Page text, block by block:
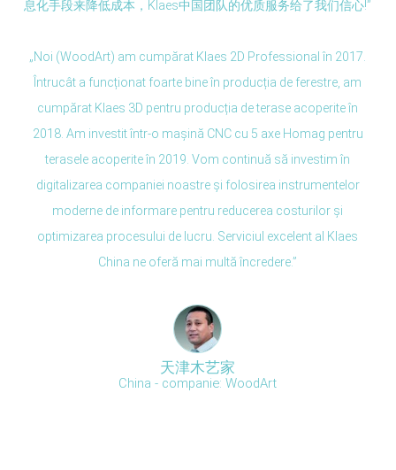
息化手段来降低成本，Klaes中国团队的优质服务给了我们信心!”
„Noi (WoodArt) am cumpărat Klaes 2D Professional în 2017.
Întrucât a funcționat foarte bine în producția de ferestre, am
cumpărat Klaes 3D pentru producția de terase acoperite în
2018. Am investit într-o mașină CNC cu 5 axe Homag pentru
terasele acoperite în 2019. Vom continuă să investim în
digitalizarea companiei noastre și folosirea instrumentelor
moderne de informare pentru reducerea costurilor și
optimizarea procesului de lucru. Serviciul excelent al Klaes
China ne oferă mai multă încredere.”
天津木艺家
China - companie: WoodArt